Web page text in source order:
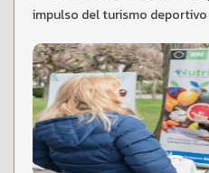
impulso del turismo deportivo